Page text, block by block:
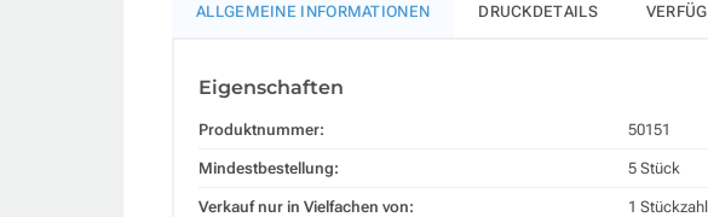
ALLGEMEINE INFORMATIONEN DRUCKDETAILS
Eigenschaften
Produktnummer: 50151
Mindestbestellung: 5 Stück
Verkauf nur in Vielfachen von: 1 Stückzahl